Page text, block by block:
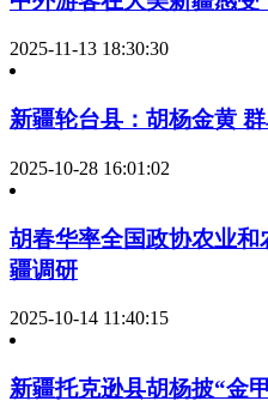
2025-11-13 18:30:30
新疆轮台县：胡杨金黄
2025-10-28 16:01:02
胡春华率全国政协农业
疆调研
2025-10-14 11:40:15
新疆托克逊县胡杨披“金